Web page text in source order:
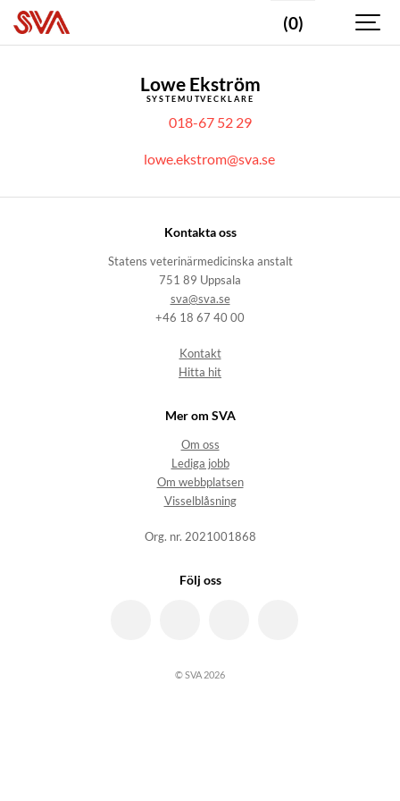
(0)
Lowe Ekström
SYSTEMUTVECKLARE
018-67 52 29
lowe.ekstrom@sva.se
Kontakta oss
Statens veterinärmedicinska anstalt
751 89 Uppsala
sva@sva.se
+46 18 67 40 00
Kontakt
Hitta hit
Mer om SVA
Om oss
Lediga jobb
Om webbplatsen
Visselblåsning
Org. nr. 2021001868
Följ oss
© SVA 2026